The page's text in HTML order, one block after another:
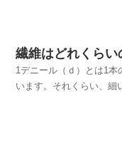
繊維はどれくらい
1デニール（ｄ）とは1
います。それくらい、細